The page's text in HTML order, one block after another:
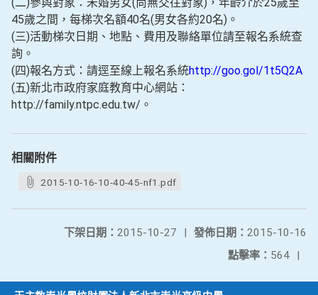
45歲之間，每梯次名額40名(男女各約20名)。
(三)活動梯次日期、地點、費用及聯絡單位請至報名系統查
詢。
(四)報名方式：請逕至線上報名系統http://goo.gol/1t5Q2A
(五)新北市政府家庭教育中心網站：
http://family.ntpc.edu.tw/。
相關附件
2015-10-16-10-40-45-nf1.pdf
發佈日期： 2015-10-16
下架日期： 2015-10-27
|
點擊率： 564 |